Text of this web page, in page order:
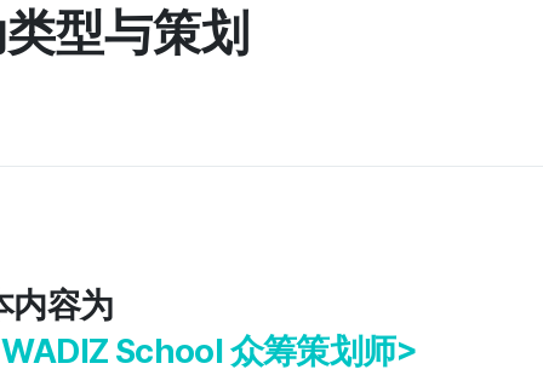
型与策划
内容为
School 众筹策划师>